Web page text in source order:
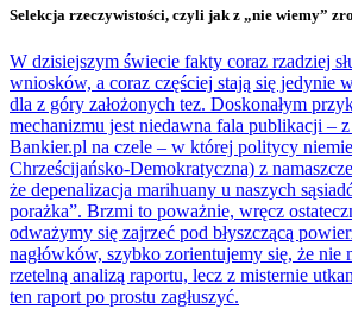
Selekcja rzeczywistości, czyli jak z „nie wiemy”
W dzisiejszym świecie fakty coraz rzadziej
wniosków, a coraz częściej stają się jedynie
dla z góry założonych tez. Doskonałym
mechanizmu jest niedawna fala publikacji –
Bankier.pl na czele – w której politycy
Chrześcijańsko-Demokratyczna) z
że depenalizacja marihuany u naszych
porażka”. Brzmi to poważnie, wręcz
odważymy się zajrzeć pod błyszczącą
nagłówków, szybko zorientujemy się, że nie
rzetelną analizą raportu, lecz z misternie
ten raport po prostu zagłuszyć.